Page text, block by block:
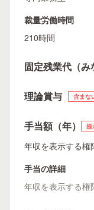
裁量労働時間
210時間
固定残業代（み
理論賞与 含まな
手当額（年） 提
年収を表示する権
手当の詳細
年収を表示する権